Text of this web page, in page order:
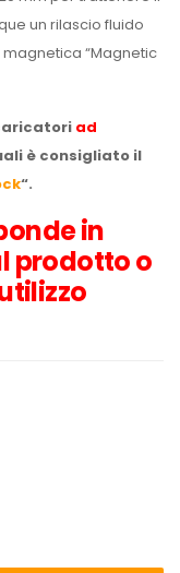
un rilascio fluido
“Magnetic
ad
è consigliato il
“.
in
prodotto o